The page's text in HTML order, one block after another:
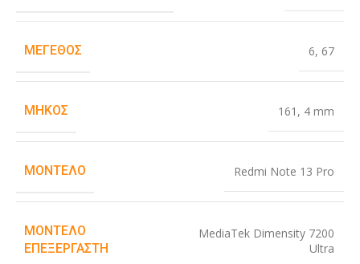
ΜΈΓΕΘΟΣ 6, 67
ΜΉΚΟΣ 161 , 4 mm
ΜΟΝΤΈΛΟ Redmi Note 13 Pro
ΜΟΝΤΈΛΟ
ΕΠΕΞΕΡΓΑΣΤΉ
MediaTek Dimensity 7200
Ultra